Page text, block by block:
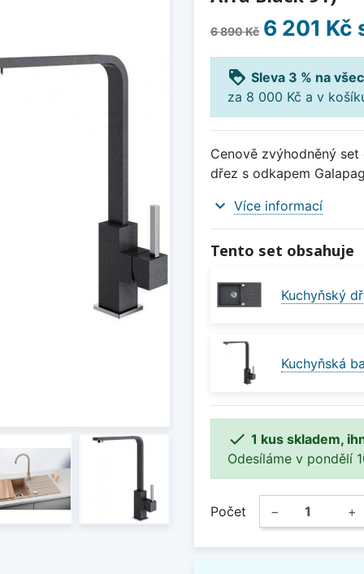
6 890 Kč 6 201 Kč
loyalty Sleva 3 % na
za 8 000 Kč a v
Cenově zvýhodněný
dřez s odkapem
expand_more Více informací
Tento set obsahuje
Kuchyňský
Kuchyňská
 1 kus skladem,
Odesíláme v pondělí
Počet − +